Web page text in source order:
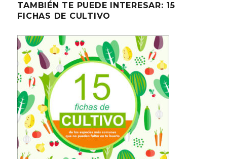
TAMBIÉN TE PUEDE INTERESAR: 15
FICHAS DE CULTIVO